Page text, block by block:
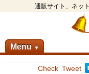
通販サイト、ネッ
Menu ▼
Check Tweet